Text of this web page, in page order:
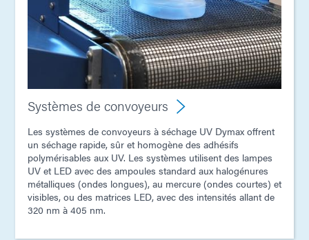
Systèmes de convoyeurs
Les systèmes de convoyeurs à séchage UV Dymax offrent
un séchage rapide, sûr et homogène des adhésifs
polymérisables aux UV. Les systèmes utilisent des lampes
UV et LED avec des ampoules standard aux halogénures
métalliques (ondes longues), au mercure (ondes courtes) et
visibles, ou des matrices LED, avec des intensités allant de
320 nm à 405 nm.